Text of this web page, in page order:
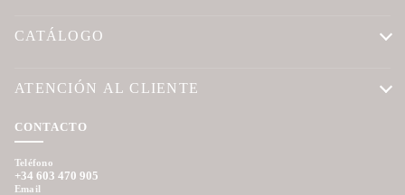
CATÁLOGO
ATENCIÓN AL CLIENTE
CONTACTO
Teléfono
+34 603 470 905
Email